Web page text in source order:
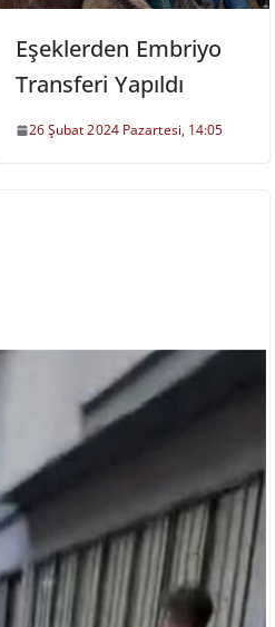
Eşeklerden Embriyo
Transferi Yapıldı
26 Şubat 2024 Pazartesi, 14:05